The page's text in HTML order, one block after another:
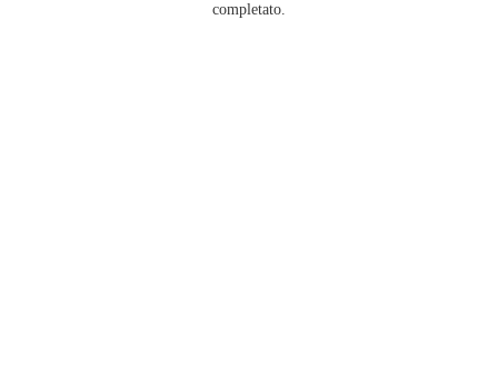
completato.